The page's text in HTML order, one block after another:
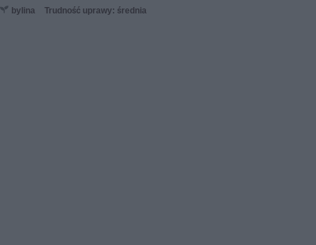
bylina Trudność uprawy: średnia